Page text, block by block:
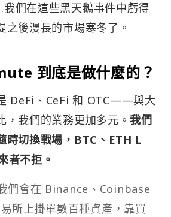
們在這些黑天鵝事件中虧得
之後漫長的市場寒冬了。
到底是做什麼的？
DeFi、CeFi 和 OTC——與大
，我們的業務更加多元。我們
時切換戰場，BTC、ETH L
者不拒。
們會在 Binance、Coinbase
所上掛單數百種資產，靠買